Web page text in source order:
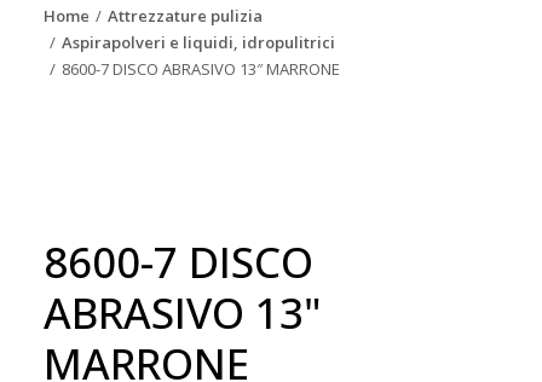
AZIENDA
NEWS
Ricerca
Home
Attrezzature pulizia
Aspirapolveri e liquidi, idropulitrici
8600-7 DISCO ABRASIVO 13″ MARRONE
8600-7 DISCO
ABRASIVO 13"
MARRONE